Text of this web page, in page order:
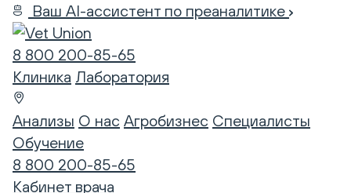
Ваш AI-ассистент по преаналитике
8 800 200-85-65
Клиника Лаборатория
Анализы О нас Агробизнес Специалисты
Обучение
8 800 200-85-65
Кабинет врача